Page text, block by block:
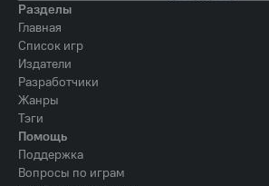
Разделы
Главная
Список игр
Издатели
Разработчики
Жанры
Тэги
Помощь
Поддержка
Вопросы по играм